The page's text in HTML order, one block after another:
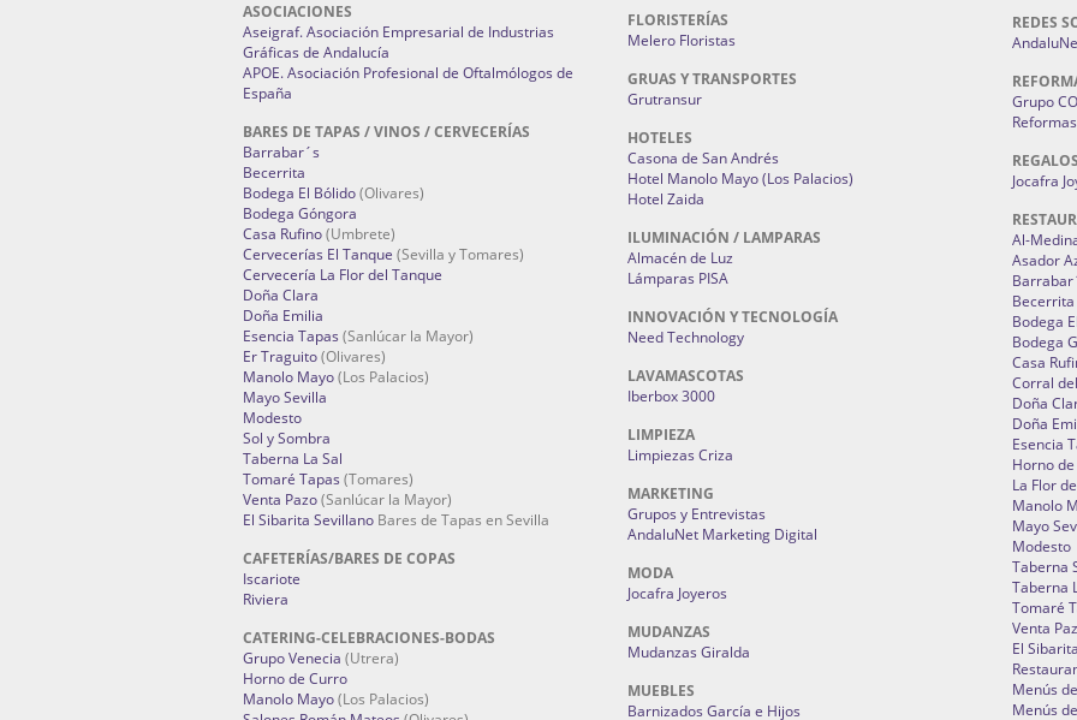
ASOCIACIONES
Aseigraf. Asociación Empresarial de Industrias
Gráficas de Andalucía
APOE. Asociación Profesional de Oftalmólogos de
España
BARES DE TAPAS / VINOS / CERVECERÍAS
Barrabar´s
Becerrita
Bodega El Bólido(Olivares)
Bodega Góngora
Casa Rufino(Umbrete)
Cervecerías El Tanque (Sevilla y Tomares)
Cervecería La Flor del Tanque
Doña Clara
Doña Emilia
Esencia Tapas (Sanlúcar la Mayor)
Er Traguito(Olivares)
Manolo Mayo(Los Palacios)
Mayo Sevilla
Modesto
Sol y Sombra
Taberna La Sal
Tomaré Tapas (Tomares)
Venta Pazo(Sanlúcar la Mayor)
El Sibarita Sevillano Bares de Tapas en Sevilla
CAFETERÍAS/BARES DE COPAS
Iscariote
Riviera
CATERING-CELEBRACIONES-BODAS
Grupo Venecia (Utrera)
Horno de Curro
Manolo Mayo(Los Palacios)
FLORISTERÍAS
Melero Floristas
GRUAS Y TRANSPORTES
Grutransur
HOTELES
Casona de San Andrés
Hotel Manolo Mayo (Los Palacios)
Hotel Zaida
ILUMINACIÓN / LAMPARAS
Almacén de Luz
Lámparas PISA
INNOVACIÓN Y TECNOLOGÍA
Need Technology
LAVAMASCOTAS
Iberbox 3000
LIMPIEZA
Limpiezas Criza
MARKETING
Grupos y Entrevistas
AndaluNet Marketing Digital
MODA
Jocafra Joyeros
MUDANZAS
Mudanzas Giralda
MUEBLES
Barnizados García e Hijos
REDES
Grupo
Jocafra
Al-
Asador
Becerrita
Bodega
Bodega
Casa
Corral
Doña
Doña
Esencia
Horno
La Flor
Manolo
Mayo
Modesto
Taberna
Taberna
Tomaré
Venta
El
Menús
Menús